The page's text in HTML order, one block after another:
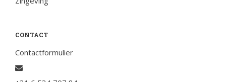
CONTACT
Contactformulier